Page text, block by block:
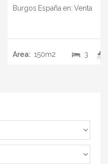
Burgos España en: Venta
Area: 150m2 3